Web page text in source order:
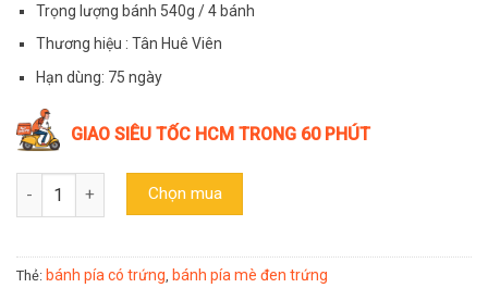
Trọng lượng bánh 540g / 4 bánh
Thương hiệu : Tân Huê Viên
Hạn dùng: 75 ngày
GIAO SIÊU TỐC HCM TRONG 60 PHÚT
Bánh pía truyền thống mè đen sầu riêng 1 trứng Tân Huê Viên
Chọn mua
Thẻ: bánh pía có trứng, bánh pía mè đen trứng